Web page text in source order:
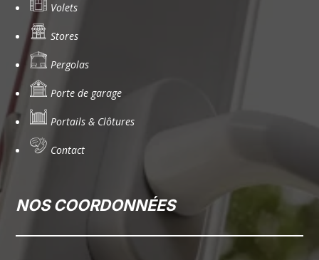
Volets
Stores
Pergolas
Porte de garage
Portails & Clôtures
Contact
NOS COORDONNÉES